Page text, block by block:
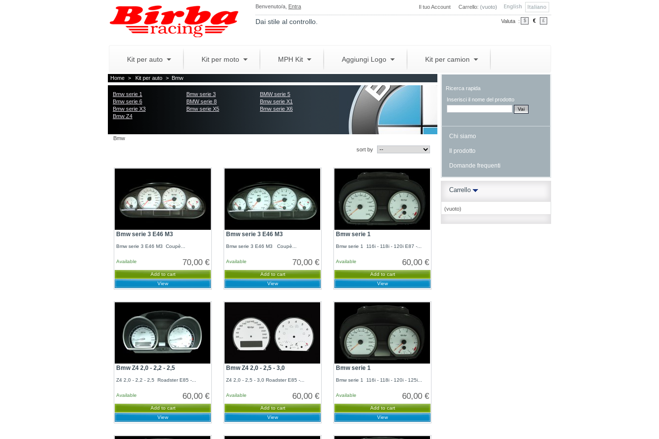
Kit per auto Kit per moto MPH Kit Aggiungi Logo Kit per camion
Benvenuto/a, Entra Carrello: (vuoto)
Il tuo Account
Valuta : $ € £
Dai stile al controllo.
Home > Kit per auto > Bmw
Bmw serie 1 Bmw serie 3
BMW serie 5
Bmw serie 6
BMW serie 8
Bmw serie X1
Bmw serie X3
Bmw serie X5
Bmw serie X6
Bmw Z4
Bmw
sort by
Bmw serie 3 E46 M3
Bmw serie 3 E46 M3 Coupè...
70,00 €
Available
Add to cart
View
Bmw serie 3 E46 M3
Bmw serie 3 E46 M3 Coupè...
70,00 €
Available
Add to cart
View
Bmw serie 1
Bmw serie 1 116i - 118i - 120i E87 -...
60,00 €
Available
Add to cart
View
Bmw Z4 2,0 - 2,2 - 2,5
Z4 2,0 - 2,2 - 2,5 Roadster E85 -...
60,00 €
Available
Add to cart
View
Bmw Z4 2,0 - 2,5 - 3,0
Z4 2,0 - 2,5 - 3,0 Roadster E85 -...
60,00 €
Available
Add to cart
View
Bmw serie 1
Bmw serie 1 116i - 118i - 120i - 125i...
60,00 €
Available
Add to cart
View
Ricerca rapida
Inserisci il nome del prodotto
Chi siamo
Il prodotto
Domande frequenti
Carrello
(vuoto)